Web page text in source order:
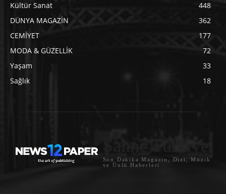
Kültür Sanat
448
DÜNYA MAGAZİN
362
CEMİYET
177
MODA & GÜZELLİK
72
Yaşam
33
Sağlık
18
Sahne Türkiye
Son Dakika Magazin, Dizi, Müzik
ve Ünlü Haberleri